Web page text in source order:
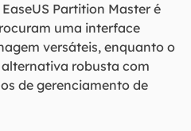
Partition Master é
uma interface
versáteis, enquanto o
robusta com
de gerenciamento de